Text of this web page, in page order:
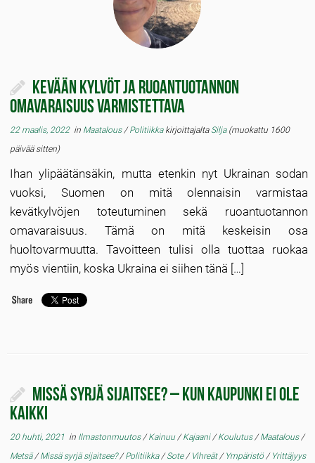
Kevään kylvöt ja ruoantuotannon
omavaraisuus varmistettava
22 maalis, 2022in Maatalous/Politiikka kirjoittajalta Silja(muokattu 1600
päivää sitten)
Ihan ylipäätänsäkin, mutta etenkin nyt Ukrainan sodan
vuoksi, Suomen on mitä olennaisin varmistaa
kevätkylvöjen toteutuminen sekä ruoantuotannon
omavaraisuus. Tämä on mitä keskeisin osa
huoltovarmuutta. Tavoitteen tulisi olla tuottaa ruokaa
myös vientiin, koska Ukraina ei siihen tänä […]
Missä syrjä sijaitsee? – Kun kaupunki ei ole
kaikki
20 huhti, 2021 in Ilmastonmuutos/Kainuu/Kajaani/Koulutus/Maatalous/
Metsä/Missä syrjä sijaitsee?/Politiikka/Sote/ Vihreät/ Ympäristö/ Yrittäjyys